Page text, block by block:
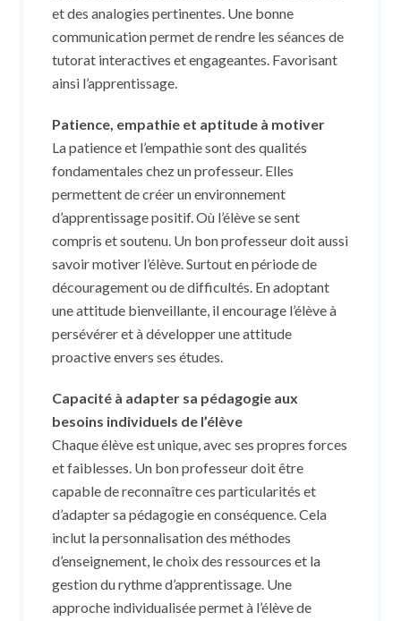
et des analogies pertinentes. Une bonne
communication permet de rendre les séances de
tutorat interactives et engageantes. Favorisant
ainsi l’apprentissage.
Patience, empathie et aptitude à motiver
La patience et l’empathie sont des qualités
fondamentales chez un professeur. Elles
permettent de créer un environnement
d’apprentissage positif. Où l’élève se sent
compris et soutenu. Un bon professeur doit aussi
savoir motiver l’élève. Surtout en période de
découragement ou de difficultés. En adoptant
une attitude bienveillante, il encourage l’élève à
persévérer et à développer une attitude
proactive envers ses études.
Capacité à adapter sa pédagogie aux
besoins individuels de l’élève
Chaque élève est unique, avec ses propres forces
et faiblesses. Un bon professeur doit être
capable de reconnaître ces particularités et
d’adapter sa pédagogie en conséquence. Cela
inclut la personnalisation des méthodes
d’enseignement, le choix des ressources et la
gestion du rythme d’apprentissage. Une
approche individualisée permet à l’élève de